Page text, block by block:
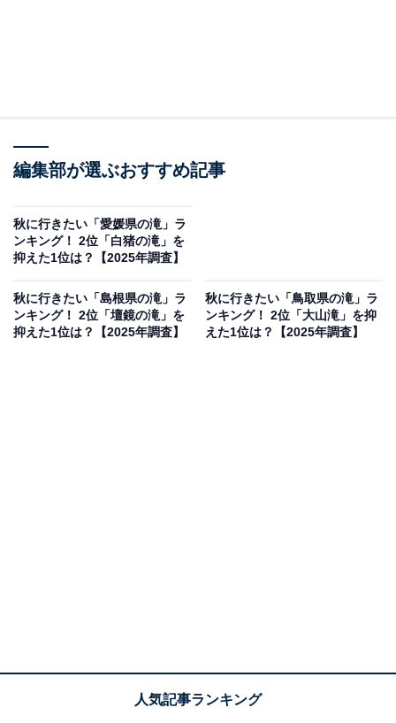
るため、秋のドライブにもおすすめです。
11月中旬～下旬にかけて赤・黄・橙のグラデーションに
包まれる」（20代男性／大阪府）、「紅葉と滝の景色が
一緒に楽しめ、秋の自然美を満喫できるから」（30代女
性／東京都）、「紅葉と信仰の静けさが調和する『癒や
しの秋スポット』だからです」（50代男性／東京都）と
いった声が集まりました。
1位：虹の滝／88票
編集部が選ぶおすすめ記事
秋に行きたい「愛媛県の滝」ラ
ンキング！ 2位「白猪の滝」を
抑えた1位は？【2025年調査】
秋に行きたい「島根県の滝」ラ
ンキング！ 2位「壇鏡の滝」を
抑えた1位は？【2025年調査】
秋に行きたい「鳥取県の滝」ラ
ンキング！ 2位「大山滝」を抑
えた1位は？【2025年調査】